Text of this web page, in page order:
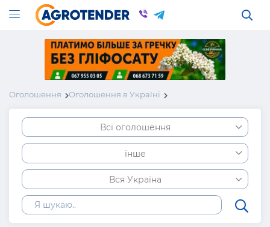
Оголошення Оголошення в Україні
Всі оголошення
інше
Вся Україна